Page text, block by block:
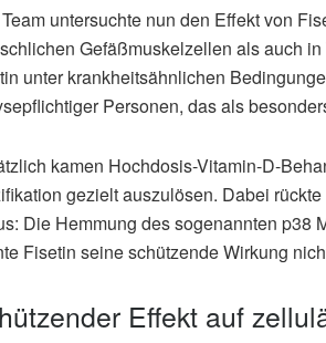
untersuchte nun den Effekt von
Gefäßmuskelzellen als auch
unter krankheitsähnlichen
Personen, das als
kamen Hochdosis-Vitamin-D-
gezielt auszulösen. Dabei
Die Hemmung des sogenannten p38
Fisetin seine schützende Wirkung
Effekt auf